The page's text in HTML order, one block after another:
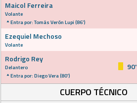
Maicol Ferreira
Volante
Entra por: Tomás Verón Lupi (86')
Ezequiel Mechoso
Volante
Rodrigo Rey
Delantero
Entra por: Diego Vera (80')
90'
CUERPO TÉCNICO